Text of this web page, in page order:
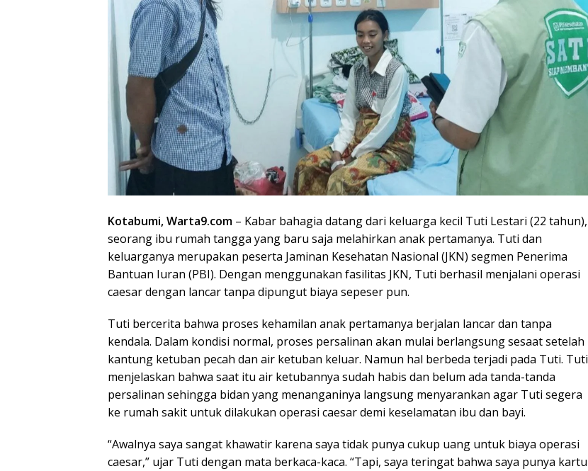
Kotabumi, Warta9.com – Kabar bahagia datang dari keluarga kecil Tuti Lestari (22 tahun),
seorang ibu rumah tangga yang baru saja melahirkan anak pertamanya. Tuti dan
keluarganya merupakan peserta Jaminan Kesehatan Nasional (JKN) segmen Penerima
Bantuan Iuran (PBI). Dengan menggunakan fasilitas JKN, Tuti berhasil menjalani operasi
caesar dengan lancar tanpa dipungut biaya sepeser pun.
Tuti bercerita bahwa proses kehamilan anak pertamanya berjalan lancar dan tanpa
kendala. Dalam kondisi normal, proses persalinan akan mulai berlangsung sesaat setelah
kantung ketuban pecah dan air ketuban keluar. Namun hal berbeda terjadi pada Tuti. Tuti
menjelaskan bahwa saat itu air ketubannya sudah habis dan belum ada tanda-tanda
persalinan sehingga bidan yang menanganinya langsung menyarankan agar Tuti segera
ke rumah sakit untuk dilakukan operasi caesar demi keselamatan ibu dan bayi.
“Awalnya saya sangat khawatir karena saya tidak punya cukup uang untuk biaya operasi
caesar,” ujar Tuti dengan mata berkaca-kaca. “Tapi, saya teringat bahwa saya punya kartu